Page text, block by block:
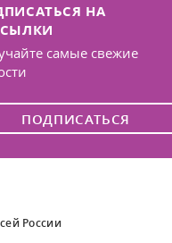
НА
самые свежие
ПОДПИСАТЬСЯ
России